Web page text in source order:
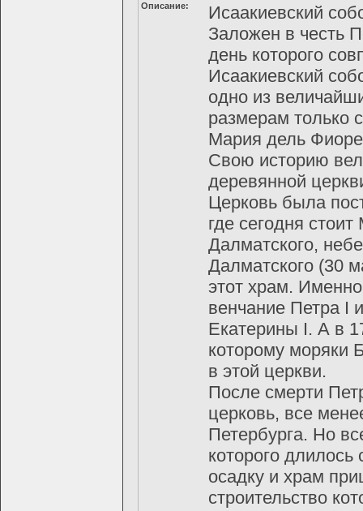
Описание:
Исаакиевский
Заложен в честь
день которого
Исаакиевский
одно из
размерам только
Мария дель
Свою историю
деревянной
Церковь была
где сегодня
Далматского,
Далматского (30
этот храм.
венчание Петра I
Екатерины I. А в
которому моряки
в этой церкви.
После смерти
церковь, все
Петербурга. Но
которого
осадку и храм
строительство